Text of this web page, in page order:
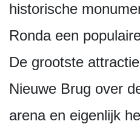
historische
Ronda een
De grootste
Nieuwe Brug over
arena en eigenlijk